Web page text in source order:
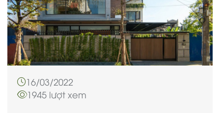
16/03/2022
1945 lượt xem